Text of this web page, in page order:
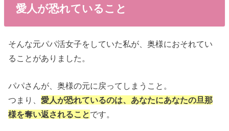
愛人が恐れていること
そんな元パパ活女子をしていた私が、奥様におそれてい
ることがありました。
パパさんが、奥様の元に戻ってしまうこと。
つまり、愛人が恐れているのは、あなたにあなたの旦那
様を奪い返されることです。